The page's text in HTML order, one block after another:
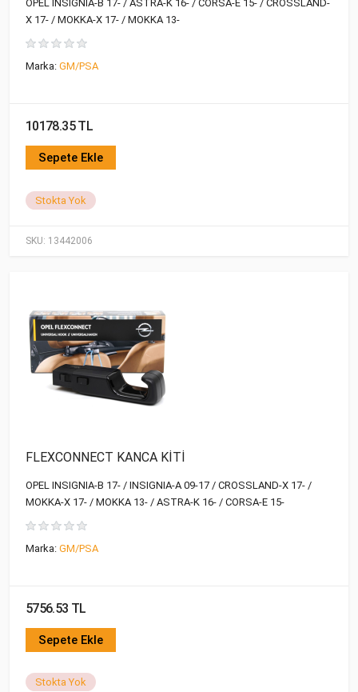
SKU: 13442006
OPEL INSIGNIA-B 17- / ASTRA-K 16- / CORSA-E 15- / CROSSLAND-
X 17- / MOKKA-X 17- / MOKKA 13-
Marka: GM/PSA
10178.35 TL
Sepete Ekle
Stokta Yok
FLEXCONNECT KANCA KİTİ
OPEL INSIGNIA-B 17- / INSIGNIA-A 09-17 / CROSSLAND-X 17- /
MOKKA-X 17- / MOKKA 13- / ASTRA-K 16- / CORSA-E 15-
Marka: GM/PSA
5756.53 TL
Sepete Ekle
Stokta Yok